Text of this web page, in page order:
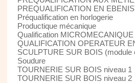
PREQUALIFICATION EN
Préqualification en horlogerie
Productique mécanique
Qualification MICROMECANIQUE
QUALIFICATION OPERATEUR
SCULPTURE SUR BOIS (module
Soudure
TOURNERIE SUR BOIS niveau 1
TOURNERIE SUR BOIS niveau 2